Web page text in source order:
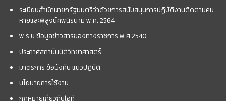
ระเบียบสำนักนายกรัฐมนตรีว่าด้วยการสนับสนุนการปฏิบัติงานติดตามคน
หายและพิสูจน์ศพนิรนาม พ.ศ. 2564
พ.ร.บ.ข้อมูลข่าวสารของทางราชการ พ.ศ.2540
ประกาศสถาบันนิติวิทยาศาสตร์
มาตรการ ข้อบังคับ แนวปฏิบัติ
นโยบายการใช้งาน
กฎหมายเกี่ยวกับไอที